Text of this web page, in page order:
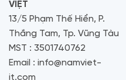
VIỆT
13/5 Phạm Thế Hiển, P.
Thắng Tam, Tp. Vũng Tàu
MST : 3501740762
Email : info@namviet-
it.com